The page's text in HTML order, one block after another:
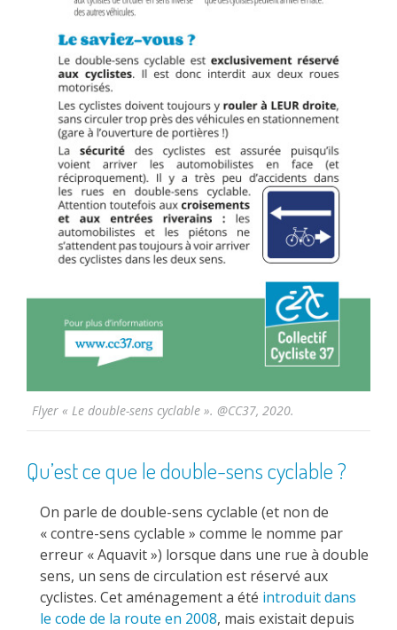
Flyer « Le double-sens cyclable ». @CC37, 2020.
Qu’est ce que le double-sens cyclable ?
On parle de double-sens cyclable (et non de
« contre-sens cyclable » comme le nomme par
erreur « Aquavit ») lorsque dans une rue à double
sens, un sens de circulation est réservé aux
cyclistes. Cet aménagement a été introduit dans
le code de la route en 2008, mais existait depuis